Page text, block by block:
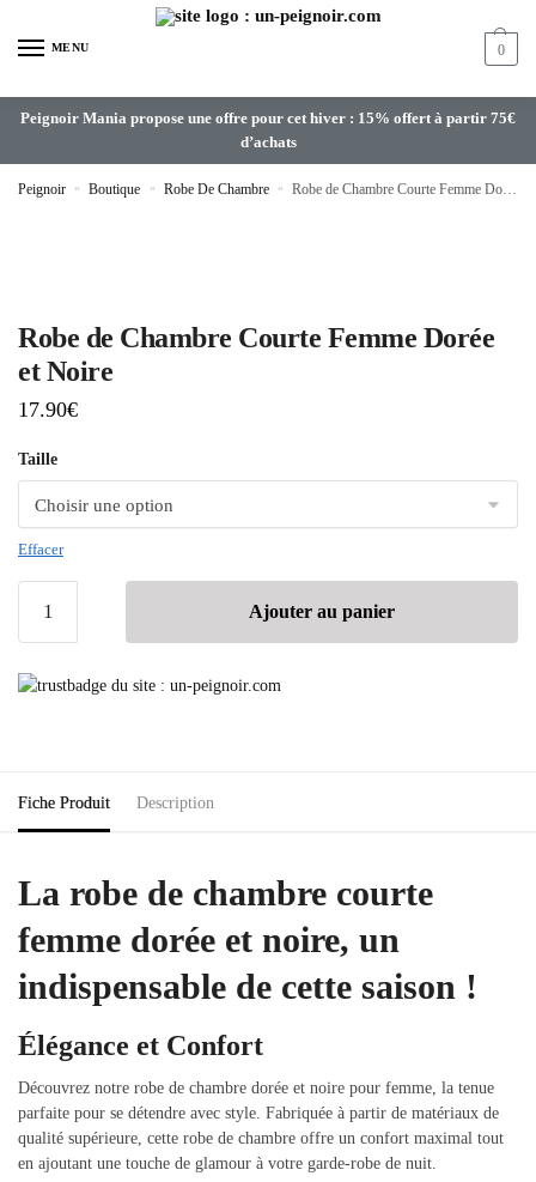
MENU 0
Peignoir Mania propose une offre pour cet hiver : 15% offert à partir 75€
d’achats
Peignoir » Boutique » Robe De Chambre » Robe de Chambre Courte Femme Dorée et Noire
Robe de Chambre Courte Femme Dorée
et Noire
17.90€
Taille
Effacer
Ajouter au panier
Fiche Produit Description
La robe de chambre courte
femme dorée et noire, un
indispensable de cette saison !
Élégance et Confort
Découvrez notre robe de chambre dorée et noire pour femme, la tenue
parfaite pour se détendre avec style. Fabriquée à partir de matériaux de
qualité supérieure, cette robe de chambre offre un confort maximal tout
en ajoutant une touche de glamour à votre garde-robe de nuit.